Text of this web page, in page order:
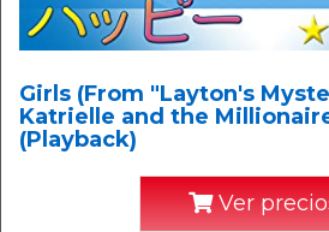
Girls (From "Layton's
Katrielle and the
(Playback)
Ver